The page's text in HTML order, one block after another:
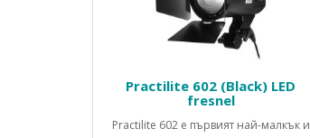
Practilite 602 (Black) LED
fresnel
Practilite 602 е първият най-малкък и